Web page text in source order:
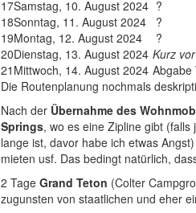
17Samstag, 10. August 2024 ?
18Sonntag, 11. August 2024
?
19Montag, 12. August 2024
?
20Dienstag, 13. August 2024 Kurz
21 Mittwoch, 14. August 2024 Abgabe
Die Routenplanung nochmals
Nach der Übernahme des
Springs, wo es eine Zipline gibt
lange ist, davor habe ich etwas
mieten usf. Das bedingt natürlich,
2 Tage Grand Teton (Colter
zugunsten von staatlichen und eher